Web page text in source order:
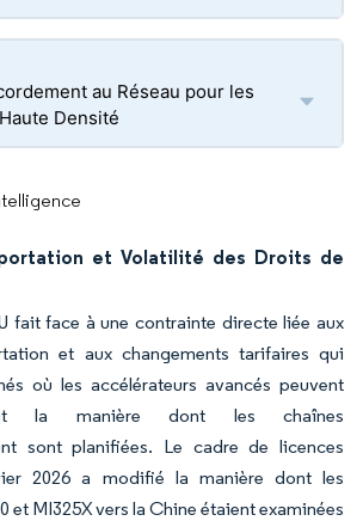
au Réseau pour les
Densité
et Volatilité des Droits de
fait face à une contrainte directe liée aux
et aux changements tarifaires qui
où les accélérateurs avancés peuvent
la manière dont les chaînes
sont planifiées. Le cadre de licences
2026 a modifié la manière dont les
et MI325X vers la Chine étaient examinées